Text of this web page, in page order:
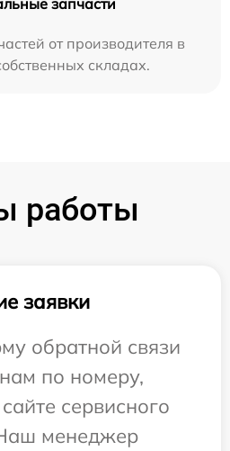
от производителя в
складах.
работы
заявки
обратной связи
по номеру,
сервисного
менеджер